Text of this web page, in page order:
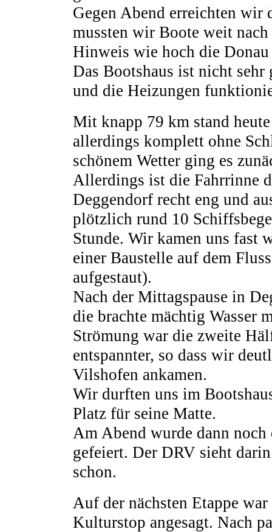
Gegen Abend erreichten wir
mussten wir Boote weit
Hinweis wie hoch die Donau
Das Bootshaus ist nicht
und die Heizungen
Mit knapp 79 km stand
allerdings komplett ohne
schönem Wetter ging es
Allerdings ist die Fahrrinne
Deggendorf recht eng und
plötzlich rund 10
Stunde. Wir kamen uns fast
einer Baustelle auf dem
aufgestaut).
Nach der Mittagspause in
die brachte mächtig Wasser
Strömung war die zweite
entspannter, so dass wir
Vilshofen ankamen.
Wir durften uns im
Platz für seine Matte.
Am Abend wurde dann
gefeiert. Der DRV sieht
schon.
Auf der nächsten Etappe
Kulturstop angesagt. Nach